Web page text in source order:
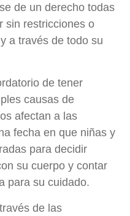
de un derecho todas
sin restricciones o
a través de todo su
de tener
causas de
afectan a las
fecha en que niñas y
para decidir
su cuerpo y contar
para su cuidado.
de las